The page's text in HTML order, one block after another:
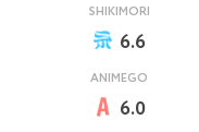
SHIKIMORI
6.6
ANIMEGO
6.0